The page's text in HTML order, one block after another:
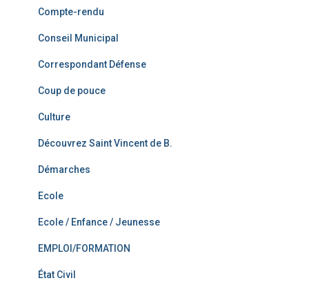
Compte-rendu
Conseil Municipal
Correspondant Défense
Coup de pouce
Culture
Découvrez Saint Vincent de B.
Démarches
Ecole
Ecole / Enfance / Jeunesse
EMPLOI/FORMATION
État Civil